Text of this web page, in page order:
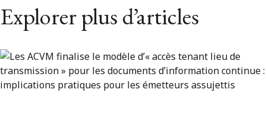
Explorer plus d’articles